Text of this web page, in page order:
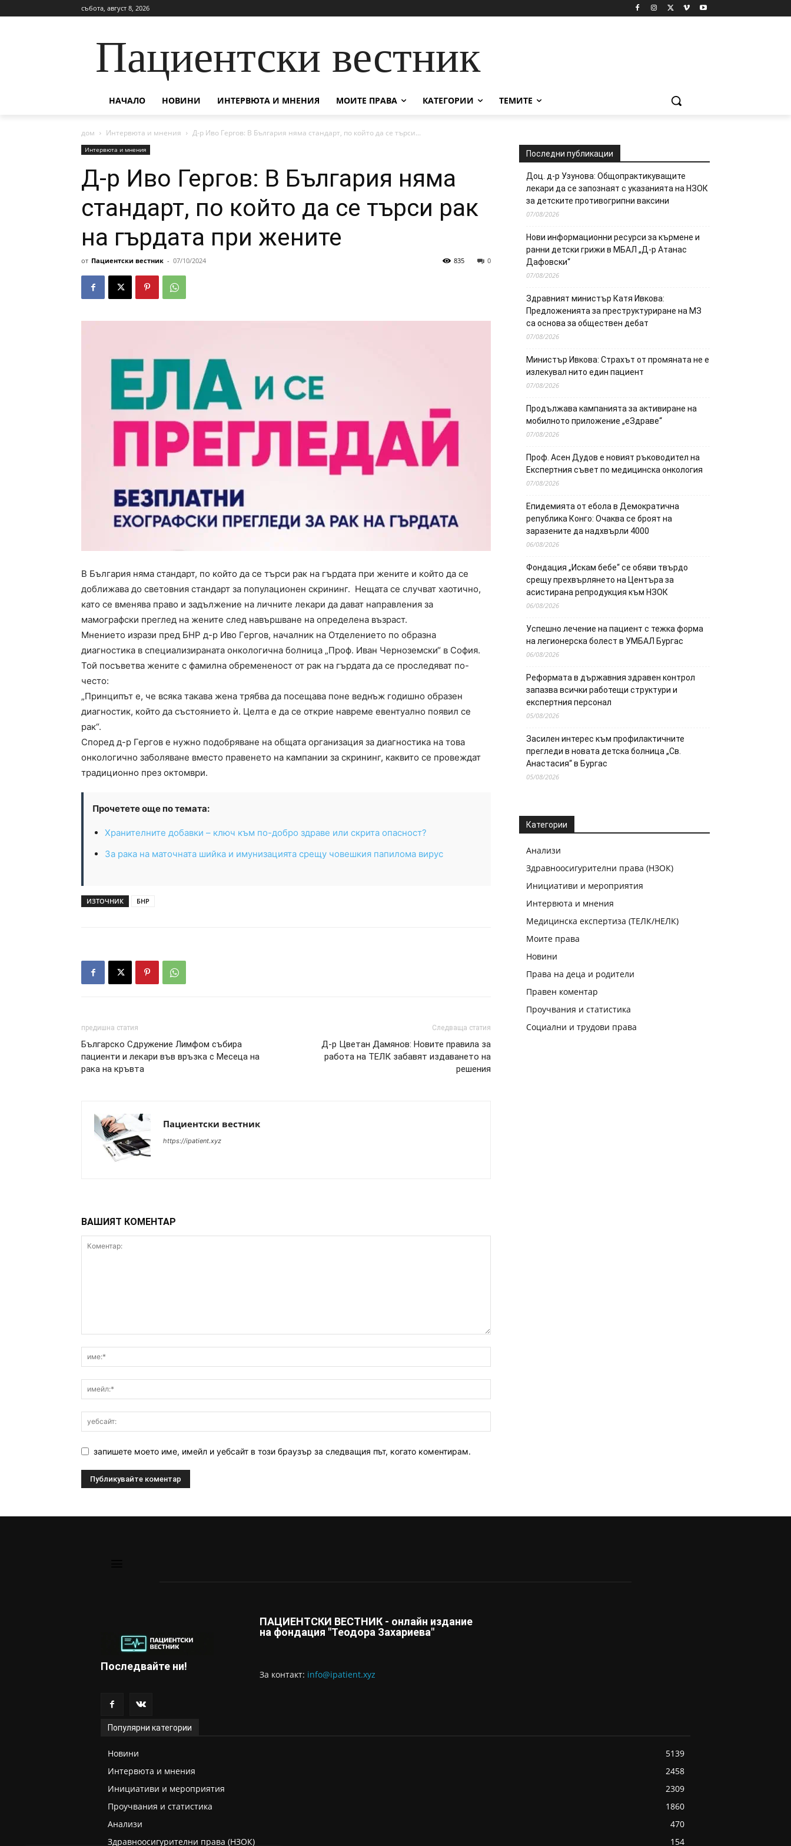
събота, август 8, 2026
Пациентски вестник
НАЧАЛО НОВИНИ ИНТЕРВЮТА И МНЕНИЯ МОИТЕ ПРАВА КАТЕГОРИИ ТЕМИТЕ
дом Интервюта и мнения Д-р Иво Гергов: В България няма стандарт, по който да се търси...
Интервюта и мнения
Д-р Иво Гергов: В България няма
стандарт, по който да се търси рак
на гърдата при жените
от Пациентски вестник - 07/10/2024 0
835
В България няма стандарт, по който да се търси рак на гърдата при жените и който да се
доближава до световния стандарт за популационен скрининг. Нещата се случват хаотично,
като се вменява право и задължение на личните лекари да дават направления за
мамографски преглед на жените след навършване на определена възраст.
Мнението изрази пред БНР д-р Иво Гергов, началник на Отделението по образна
диагностика в специализираната онкологична болница „Проф. Иван Черноземски“ в София.
Той посъветва жените с фамилна обремененост от рак на гърдата да се проследяват по-
често:
„Принципът е, че всяка такава жена трябва да посещава поне веднъж годишно образен
диагностик, който да състоянието ѝ. Целта е да се открие навреме евентуално появил се
рак“.
Според д-р Гергов е нужно подобряване на общата организация за диагностика на това
онкологично заболяване вместо правенето на кампании за скрининг, каквито се провеждат
традиционно през октомври.
Прочетете още по темата:
Хранителните добавки – ключ към по-добро здраве или скрита опасност?
За рака на маточната шийка и имунизацията срещу човешкия папилома вирус
ИЗТОЧНИК БНР
предишна статия
Българско Сдружение Лимфом събира
пациенти и лекари във връзка с Месеца на
рака на кръвта
Следваща статия
Д-р Цветан Дамянов: Новите правила за
работа на ТЕЛК забавят издаването на
решения
Пациентски вестник
https://ipatient.xyz
ВАШИЯТ КОМЕНТАР
запишете моето име, имейл и уебсайт в този браузър за следващия път, когато коментирам.
Последни публикации
Доц. д-р Узунова: Общопрактикуващите
лекари да се запознаят с указанията на НЗОК
за детските противогрипни ваксини
07/08/2026
Нови информационни ресурси за кърмене и
ранни детски грижи в МБАЛ „Д-р Атанас
Дафовски“
07/08/2026
Здравният министър Катя Ивкова:
Предложенията за преструктуриране на МЗ
са основа за обществен дебат
07/08/2026
Министър Ивкова: Страхът от промяната не е
излекувал нито един пациент
07/08/2026
Продължава кампанията за активиране на
мобилното приложение „еЗдраве“
07/08/2026
Проф. Асен Дудов е новият ръководител на
Експертния съвет по медицинска онкология
07/08/2026
Епидемията от ебола в Демократична
република Конго: Очаква се броят на
заразените да надхвърли 4000
06/08/2026
Фондация „Искам бебе“ се обяви твърдо
срещу прехвърлянето на Центъра за
асистирана репродукция към НЗОК
06/08/2026
Успешно лечение на пациент с тежка форма
на легионерска болест в УМБАЛ Бургас
06/08/2026
Реформата в държавния здравен контрол
запазва всички работещи структури и
експертния персонал
05/08/2026
Засилен интерес към профилактичните
прегледи в новата детска болница „Св.
Анастасия“ в Бургас
05/08/2026
Категории
Анализи
Здравноосигурителни права (НЗОК)
Инициативи и мероприятия
Интервюта и мнения
Медицинска експертиза (ТЕЛК/НЕЛК)
Моите права
Новини
Права на деца и родители
Правен коментар
Проучвания и статистика
Социални и трудови права
Последвайте ни!
ПАЦИЕНТСКИ ВЕСТНИК - онлайн издание
на фондация "Теодора Захариева"
За контaкт: info@ipatient.xyz
Популярни категории
Новини
5139
Интервюта и мнения
2458
Инициативи и мероприятия
2309
Проучвания и статистика
1860
Анализи
470
Здравноосигурителни права (НЗОК)
154